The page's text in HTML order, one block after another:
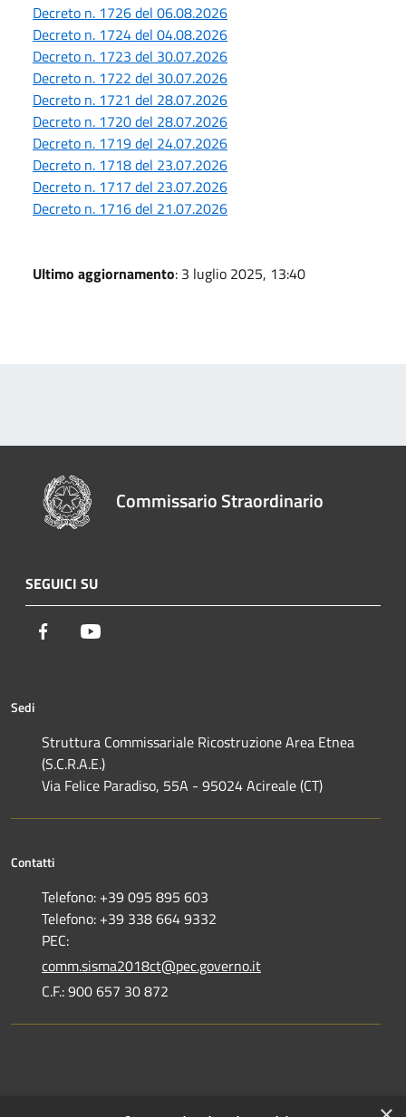
Decreto n. 1726 del 06.08.2026
Decreto n. 1724 del 04.08.2026
Decreto n. 1723 del 30.07.2026
Decreto n. 1722 del 30.07.2026
Decreto n. 1721 del 28.07.2026
Decreto n. 1720 del 28.07.2026
Decreto n. 1719 del 24.07.2026
Decreto n. 1718 del 23.07.2026
Decreto n. 1717 del 23.07.2026
Decreto n. 1716 del 21.07.2026
Ultimo aggiornamento: 3 luglio 2025, 13:40
Commissario Straordinario
SEGUICI SU
Facebook
Sedi
Struttura Commissariale Ricostruzione Area Etnea
(S.C.R.A.E.)
Via Felice Paradiso, 55A - 95024 Acireale (CT)
Contatti
Telefono: +39 095 895 603
Telefono: +39 338 664 9332
PEC:
comm.sisma2018ct@pec.governo.it
C.F.: 900 657 30 872